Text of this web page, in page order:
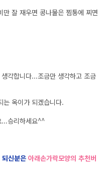
잘 재우면 콩나물은 찜통에 찌면
각합니다...조금만 생각하고 조금
는 옥이가 되겠습니다.
...승리하세요^^
신분은 아래손가락모양의 추천버